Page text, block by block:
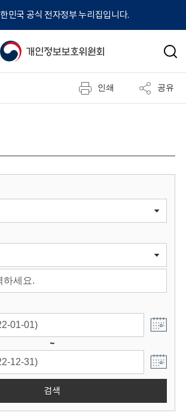
민국 공식 전자정부 누리집입니다.
개
정
보
원
회
검
인쇄 공유
~
검색